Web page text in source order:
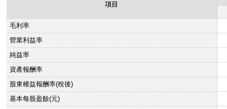
項目
毛利率
營業利益率
純益率
資產報酬率
股東權益報酬率(稅後)
基本每股盈餘(元)